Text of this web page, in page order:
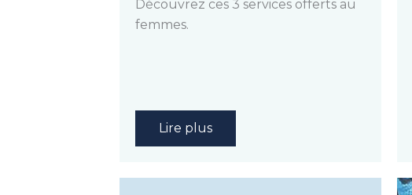
Découvrez ces 3 services offerts au
femmes.
Lire plus